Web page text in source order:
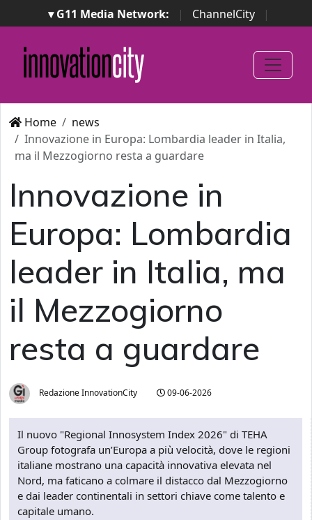
▾ G11 Media Network: | ChannelCity
|
ImpresaCity | SecurityOpenLab | Italian Channel
Awards
Italian Project Awards
Italian Security
Awards
Home
news
Innovazione in Europa: Lombardia leader in Italia,
ma il Mezzogiorno resta a guardare
Innovazione in
Europa: Lombardia
leader in Italia, ma
il Mezzogiorno
resta a guardare
Redazione InnovationCity 09-06-2026
Il nuovo "Regional Innosystem Index 2026" di TEHA
Group fotografa un’Europa a più velocità, dove le regioni
italiane mostrano una capacità innovativa elevata nel
Nord, ma faticano a colmare il distacco dal Mezzogiorno
e dai leader continentali in settori chiave come talento e
capitale umano.